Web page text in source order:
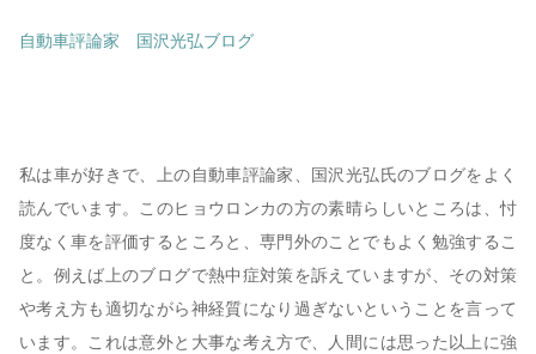
自動車評論家 国沢光弘ブログ
私は車が好きで、上の自動車評論家、国沢光弘氏のブログをよく
読んでいます。このヒョウロンカの方の素晴らしいところは、忖
度なく車を評価するところと、専門外のことでもよく勉強するこ
と。例えば上のブログで熱中症対策を訴えていますが、その対策
や考え方も適切ながら神経質になり過ぎないということを言って
います。これは意外と大事な考え方で、人間には思った以上に強